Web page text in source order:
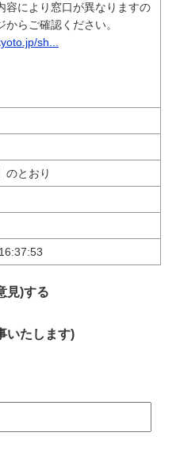
容により窓口が異なりますの
からご確認ください。
sh...
のとおり
見)する
いたします)